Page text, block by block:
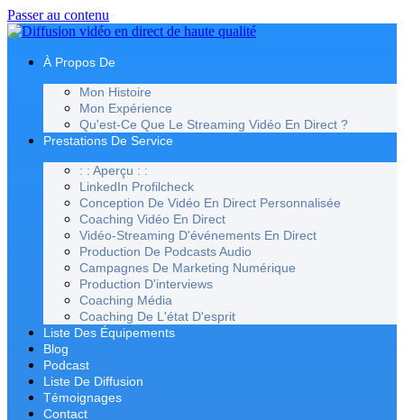
Passer au contenu
À Propos De
Mon Histoire
Mon Expérience
Qu'est-Ce Que Le Streaming Vidéo En Direct ?
Prestations De Service
: : Aperçu : :
LinkedIn Profilcheck
Conception De Vidéo En Direct Personnalisée
Coaching Vidéo En Direct
Vidéo-Streaming D'événements En Direct
Production De Podcasts Audio
Campagnes De Marketing Numérique
Production D'interviews
Coaching Média
Coaching De L'état D'esprit
Liste Des Équipements
Blog
Podcast
Liste De Diffusion
Témoignages
Contact